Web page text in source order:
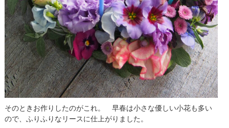
そのときお作りしたのがこれ。 早春は小さな優しい小花も多い
ので、ふりふりなリースに仕上がりました。